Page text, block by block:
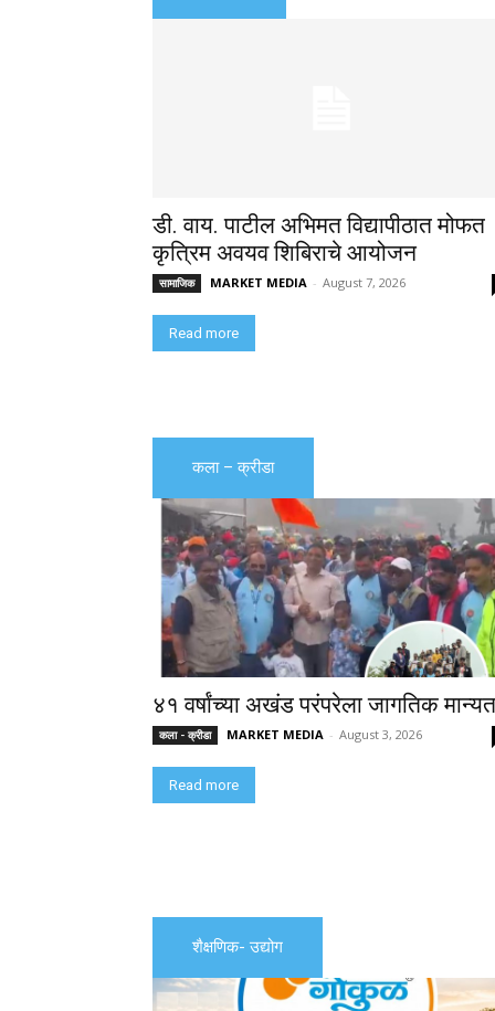
डी. वाय. पाटील अभिमत विद्यापीठात मोफत
कृत्रिम अवयव शिबिराचे आयोजन
सामाजिक MARKET MEDIA - August 7, 2026
Read more
कला – क्रीडा
४१ वर्षांच्या अखंड परंपरेला जागतिक
कला - क्रीडा MARKET MEDIA - August 3, 2026
Read more
शैक्षणिक- उद्योग